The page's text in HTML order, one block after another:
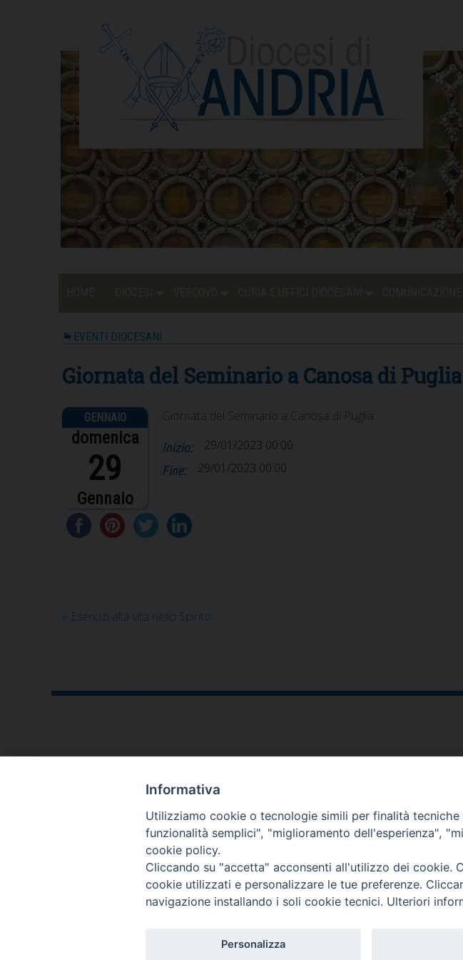
EVENTI DIOCESANI
Giornata del Seminario a Canosa di Puglia
domenica
29
Gennaio
Giornata del Seminario a Canosa di Puglia
Inizio: 29/01/2023 00:00
Fine: 29/01/2023 00:00
« Esercizi alla vita nello Spirito
76123 - Andria (BT)
diocesi@diocesiandria.org
+39 0883.593032
+39 0883.592596
Orari uffici
Calendario diocesano
Per invio di comunicati, notizie e
Informativa
Utilizziamo cookie o tecnologie simili per finalità
funzionalità semplici", "miglioramento dell'esperienza",
cookie policy.
Cliccando su "accetta" acconsenti all'utilizzo dei cookie.
cookie utilizzati e personalizzare le tue preferenze.
navigazione installando i soli cookie tecnici. Ulteriori
Personalizza